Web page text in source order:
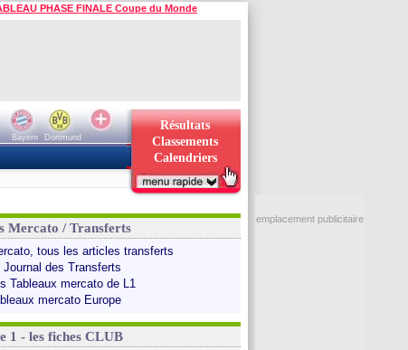
PHASE FINALE Coupe du Monde
Bayern
Dortmund
Résultats
Classements
Calendriers
Mercato / Transferts
tous les articles transferts
Journal des Transferts
Tableaux mercato de L1
mercato Europe
1 - les fiches CLUB
emplacement publicitaire